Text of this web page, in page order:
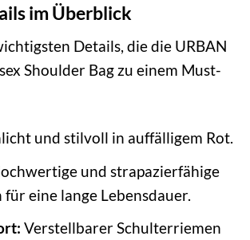
im Überblick
Details, die die URBAN
Shoulder Bag zu einem Must-
und stilvoll in auffälligem Rot.
und strapazierfähige
eine lange Lebensdauer.
Verstellbarer Schulterriemen